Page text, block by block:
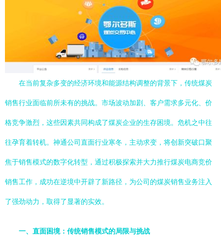
在当前复杂多变的经济环境和能源结构调整的背景下，传统煤炭
销售行业面临前所未有的挑战。市场波动加剧、客户需求多元化、价
格竞争激烈，这些因素共同构成了煤炭企业的生存困境。危机之中往
往孕育着转机。神通公司直面行业寒冬，主动求变，将创新突破口聚
焦于销售模式的数字化转型，通过积极探索并大力推行煤炭电商竞价
销售工作，成功在逆境中开辟了新路径，为公司的煤炭销售业务注入
了强劲动力，取得了显著的实效。
一、直面困境：传统销售模式的局限与挑战